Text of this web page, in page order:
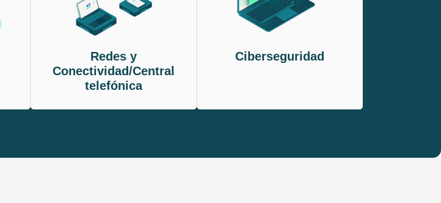
Redes y
Conectividad/Central
telefónica
Ciberseguridad